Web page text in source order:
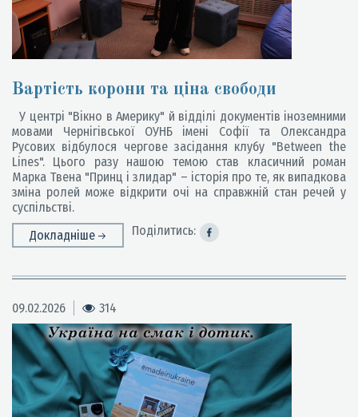
Вартість корони та ціна свободи
У центрі "Вікно в Америку" й відділі документів іноземними
мовами Чернігівської ОУНБ імені Софії та Олександра
Русових відбулося чергове засідання клубу "Between the
Lines". Цього разу нашою темою став класичний роман
Марка Твена "Принц і злидар" – історія про те, як випадкова
зміна ролей може відкрити очі на справжній стан речей у
суспільстві.
Докладніше
Поділитись:
09.02.2026 314